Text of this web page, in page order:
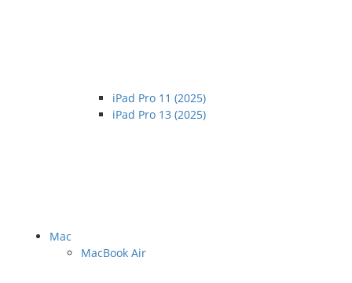
iPad Pro 11 (2025)
iPad Pro 13 (2025)
Mac
MacBook Air